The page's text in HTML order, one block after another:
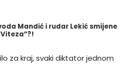
Mandić i rudar Lekić smijene